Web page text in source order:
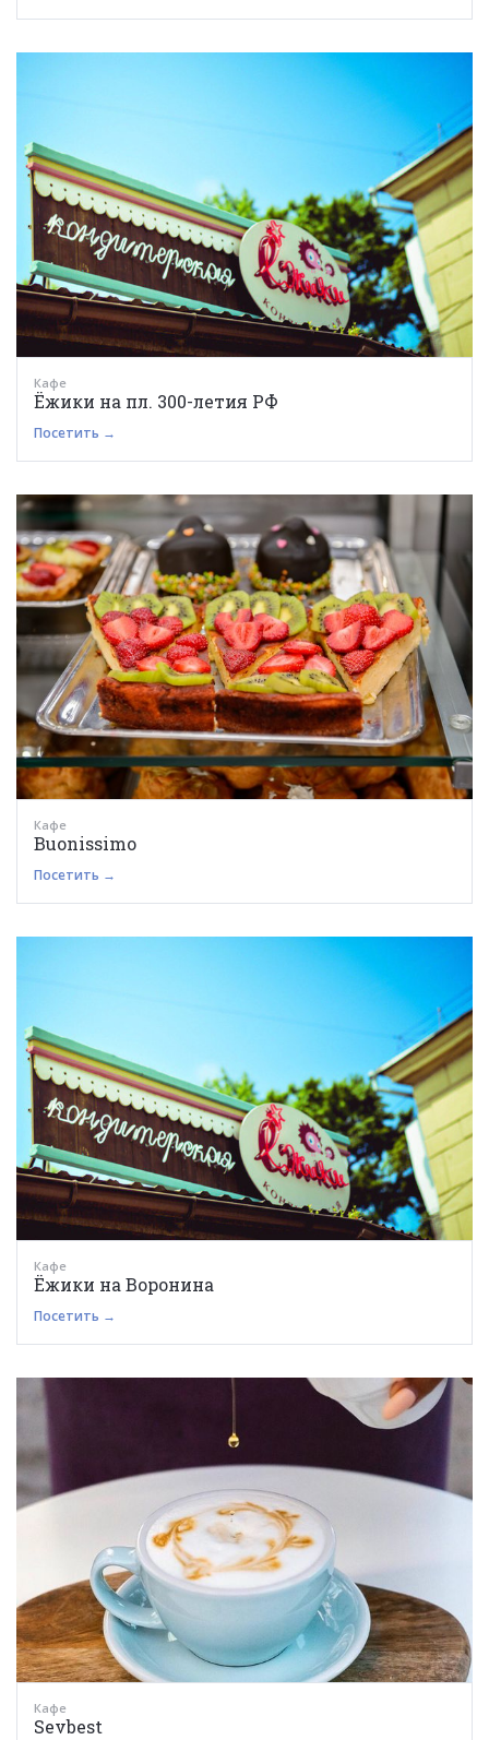
Кафе
Ёжики на пл. 300-летия РФ
Посетить →
Кафе
Buonissimo
Посетить →
Кафе
Ёжики на Воронина
Посетить →
Кафе
Sevbest